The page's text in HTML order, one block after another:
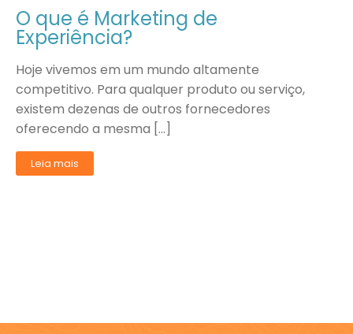
O que é Marketing de
Experiência?
Hoje vivemos em um mundo altamente
competitivo. Para qualquer produto ou serviço,
existem dezenas de outros fornecedores
oferecendo a mesma […]
Leia mais